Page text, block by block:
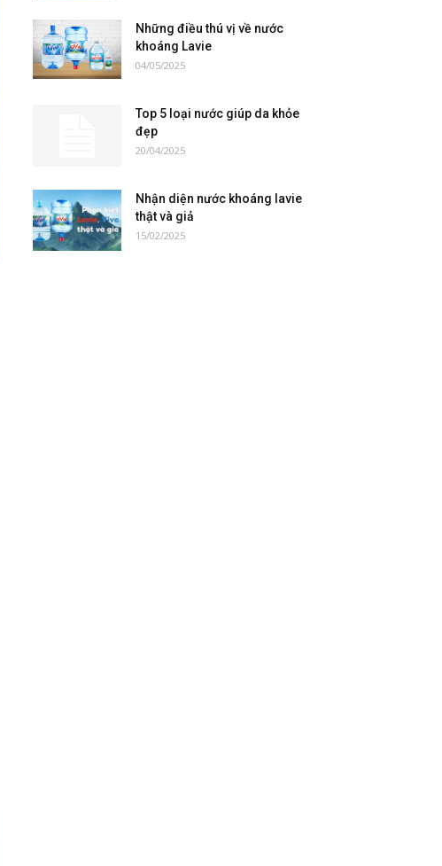
Những điều thú vị về nước
khoáng Lavie
04/05/2025
Top 5 loại nước giúp da khỏe
đẹp
20/04/2025
Nhận diện nước khoáng lavie
thật và giả
15/02/2025